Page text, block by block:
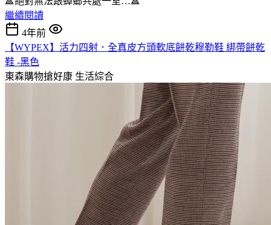
繼續閱讀
4年前
【WYPEX】活力四射．全真皮方頭軟底餅乾穆勒鞋 綁帶餅乾
鞋 -黑色
東森購物搶好康 生活綜合